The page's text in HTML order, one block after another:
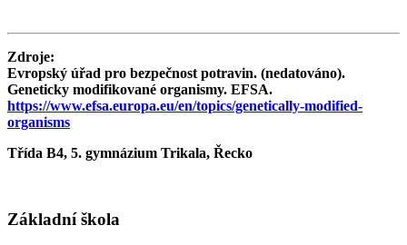
Zdroje:
Evropský úřad pro bezpečnost potravin. (nedatováno).
Geneticky modifikované organismy. EFSA.
https://www.efsa.europa.eu/en/topics/genetically-modified-
organisms
Třída B4, 5. gymnázium Trikala, Řecko
Základní škola